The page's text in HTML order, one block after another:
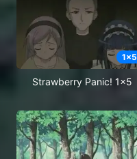
1x5
Strawberry Panic! 1x5